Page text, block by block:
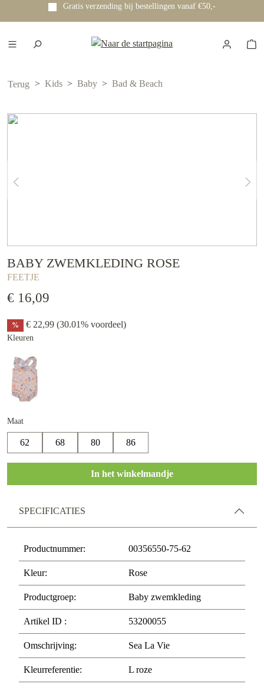
hoofdinhoud
Gratis verzending bij bestellingen vanaf €50,-
Terug Kids Baby Bad & Beach
BABY ZWEMKLEDING ROSE
FEETJE
€ 16,09
% € 22,99 (30.01% voordeel)
Kleuren
Maat
62 68 80 86
In het winkelmandje
SPECIFICATIES
Productnummer: 00356550-75-62
Kleur: Rose
Productgroep: Baby zwemkleding
Artikel ID : 53200055
Omschrijving: Sea La Vie
Kleurreferentie: L roze